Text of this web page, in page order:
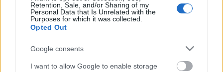
Retention, Sale, and/or Sharing of my
Personal Data that Is Unrelated with the
Purposes for which it was collected.
Opted Out
Google consents
I want to allow Google to enable storage
Για να προσθέσεις το σχόλιο
σου πρέπει να συνδεθείς